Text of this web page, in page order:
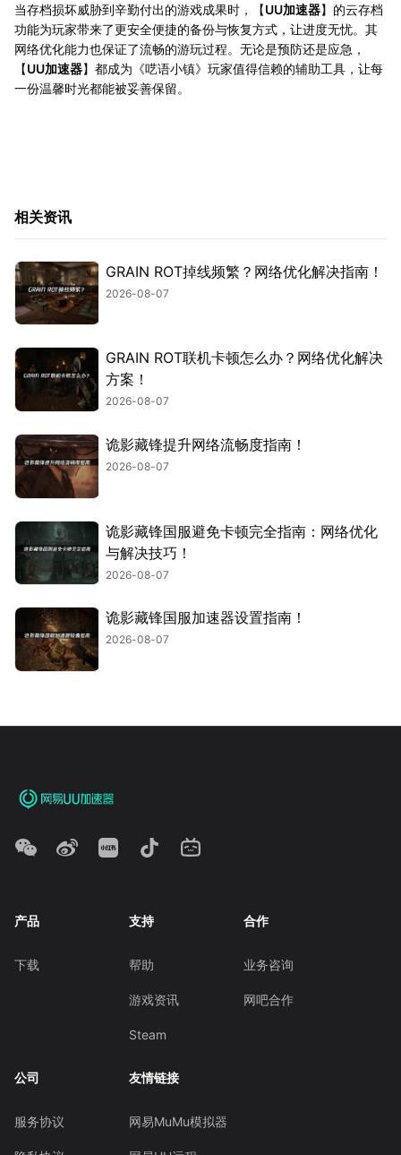
当存档损坏威胁到辛勤付出的游戏成果时，【UU加速器】的云存档
功能为玩家带来了更安全便捷的备份与恢复方式，让进度无忧。其
网络优化能力也保证了流畅的游玩过程。无论是预防还是应急，
【UU加速器】都成为《呓语小镇》玩家值得信赖的辅助工具，让每
一份温馨时光都能被妥善保留。
相关资讯
GRAIN ROT掉线频繁？网络优化解决指南！
2026-08-07
GRAIN ROT联机卡顿怎么办？网络优化解决
方案！
2026-08-07
诡影藏锋提升网络流畅度指南！
2026-08-07
诡影藏锋国服避免卡顿完全指南：网络优化
与解决技巧！
2026-08-07
诡影藏锋国服加速器设置指南！
2026-08-07
产品
下载
支持
帮助
游戏资讯
Steam
合作
业务咨询
网吧合作
公司
服务协议
友情链接
网易MuMu模拟器